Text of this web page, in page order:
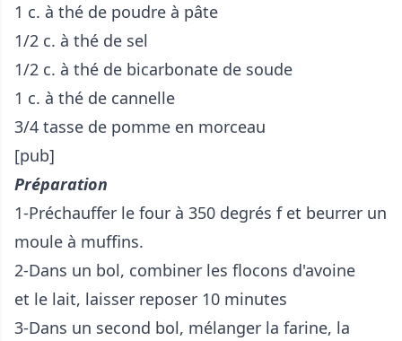
1 c. à thé de poudre à pâte
1/2 c. à thé de sel
1/2 c. à thé de bicarbonate de soude
1 c. à thé de cannelle
3/4 tasse de pomme en morceau
[pub]
Préparation
1-Préchauffer le four à 350 degrés f et beurrer un
moule à muffins.
2-Dans un bol, combiner les flocons d'avoine
et le lait, laisser reposer 10 minutes
3-Dans un second bol, mélanger la farine, la